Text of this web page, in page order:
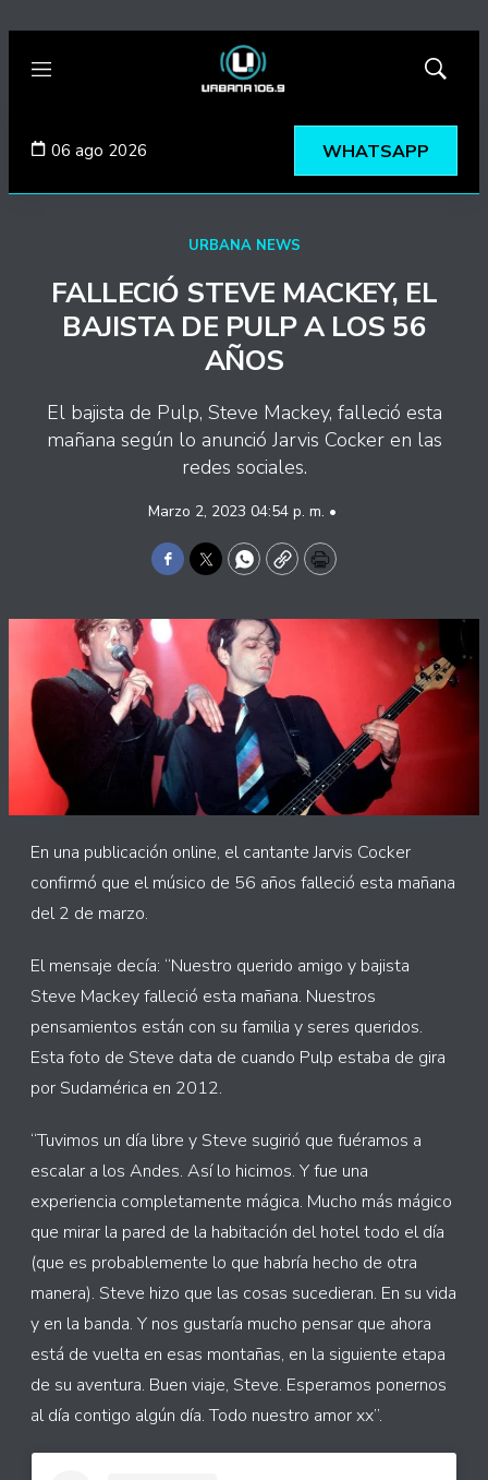
Menú
Mostrar
06 ago 2026 WHATSAPP
URBANA NEWS
FALLECIÓ STEVE MACKEY, EL
BAJISTA DE PULP A LOS 56
AÑOS
El bajista de Pulp, Steve Mackey, falleció esta
mañana según lo anunció Jarvis Cocker en las
redes sociales.
Marzo 2, 2023 04:54 p. m. •
Facebook
TwitterWhatsApp
CopyPrint
En una publicación online, el cantante Jarvis Cocker
confirmó que el músico de 56 años falleció esta mañana
del 2 de marzo.
El mensaje decía: “Nuestro querido amigo y bajista
Steve Mackey falleció esta mañana. Nuestros
pensamientos están con su familia y seres queridos.
Esta foto de Steve data de cuando Pulp estaba de gira
por Sudamérica en 2012.
“Tuvimos un día libre y Steve sugirió que fuéramos a
escalar a los Andes. Así lo hicimos. Y fue una
experiencia completamente mágica. Mucho más mágico
que mirar la pared de la habitación del hotel todo el día
(que es probablemente lo que habría hecho de otra
manera). Steve hizo que las cosas sucedieran. En su vida
y en la banda. Y nos gustaría mucho pensar que ahora
está de vuelta en esas montañas, en la siguiente etapa
de su aventura. Buen viaje, Steve. Esperamos ponernos
al día contigo algún día. Todo nuestro amor xx”.